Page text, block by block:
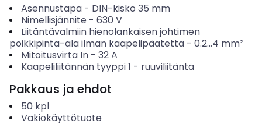
Asennustapa- DIN-kisko 35 mm
Nimellisjännite - 630 V
Liitäntävalmiin hienolankaisen johtimen
poikkipinta-ala ilman kaapelipäätettä - 0.2...4 mm²
Mitoitusvirta In- 32A
Kaapeliliitännän tyyppi 1 - ruuviliitäntä
Pakkaus ja ehdot
50 kpl
Vakiokäyttötuote